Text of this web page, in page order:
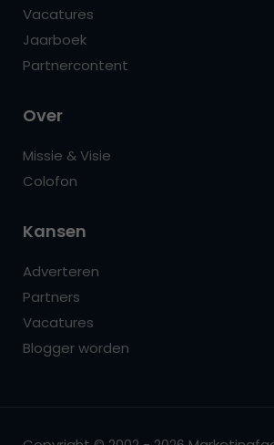
Vacatures
Jaarboek
Partnercontent
Over
Missie & Visie
Colofon
Kansen
Adverteren
Partners
Vacatures
Blogger worden